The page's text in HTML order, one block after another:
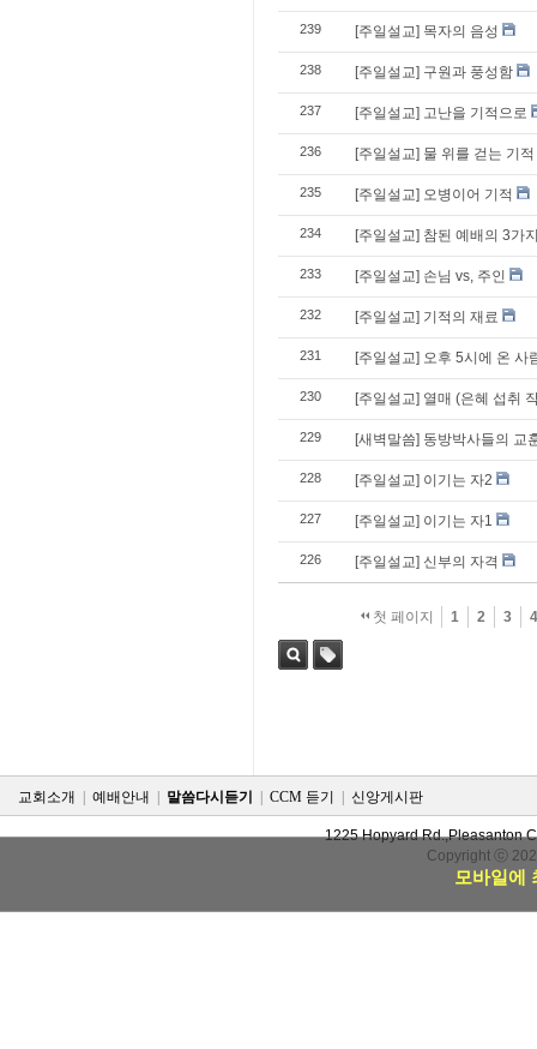
239 [주일설교] 목자의 음성
238 [주일설교] 구원과 풍성함
237 [주일설교] 고난을 기적으로
236 [주일설교] 물 위를 걷는 기적
235 [주일설교] 오병이어 기적
234 [주일설교] 참된 예배의 3가
233 [주일설교] 손님 vs, 주인
232 [주일설교] 기적의 재료
231 [주일설교] 오후 5시에 온 사
230 [주일설교] 열매 (은혜 섭취
229 [새벽말씀] 동방박사들의 교
228 [주일설교] 이기는 자2
227 [주일설교] 이기는 자1
226 [주일설교] 신부의 자격
첫 페이지 1 2 3
교회소개 예배안내 말씀다시듣기 CCM 듣기 신앙게시판
1225 Hopyard Rd.,Pleasanton
Copyright ⓒ
모바일에